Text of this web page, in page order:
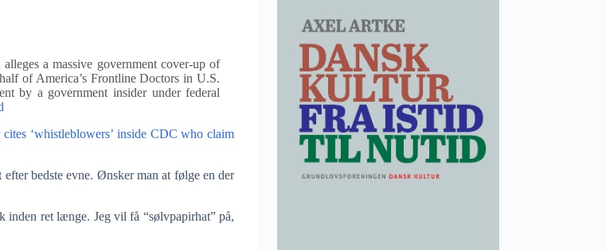
a massive government cover-up of
of America’s Frontline Doctors in U.S.
by a government insider under federal
‘whistleblowers’ inside CDC who claim
bedste evne. Ønsker man at følge en der
inden ret længe. Jeg vil få “sølvpapirhat” på,